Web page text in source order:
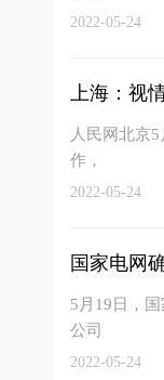
2022-05-24
上海：视
人民网北京
作，
2022-05-24
国家电网
5月19日，
公司
2022-05-24